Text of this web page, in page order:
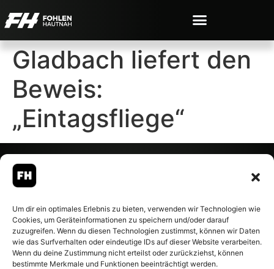
Um dir ein optimales Erlebnis zu bieten, verwenden wir Technologien wie
Cookies, um Geräteinformationen zu speichern und/oder darauf
zuzugreifen. Wenn du diesen Technologien zustimmst, können wir Daten
wie das Surfverhalten oder eindeutige IDs auf dieser Website verarbeiten.
Wenn du deine Zustimmung nicht erteilst oder zurückziehst, können
bestimmte Merkmale und Funktionen beeinträchtigt werden.
Gladbach liefert den
Beweis:
„Eintagsfliege“
– Alle rechte vorbehalten.
Fohlen-Hautnah.de ist ein
offiziell eingetragenes Magazin
bei der Deutschen
Nationalbibliothek (ISSN 1868-